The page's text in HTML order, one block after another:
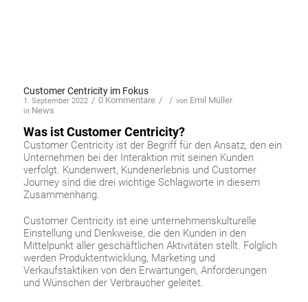
Customer Centricity im Fokus
1. September 2022 / 0 Kommentare /
in News
/ von Emil Müller
Was ist Customer Centricity?
Customer Centricity ist der Begriff für den Ansatz, den ein
Unternehmen bei der Interaktion mit seinen Kunden
verfolgt. Kundenwert, Kundenerlebnis und Customer
Journey sind die drei wichtige Schlagworte in diesem
Zusammenhang.
Customer Centricity ist eine unternehmenskulturelle
Einstellung und Denkweise, die den Kunden in den
Mittelpunkt aller geschäftlichen Aktivitäten stellt. Folglich
werden Produktentwicklung, Marketing und
Verkaufstaktiken von den Erwartungen, Anforderungen
und Wünschen der Verbraucher geleitet.